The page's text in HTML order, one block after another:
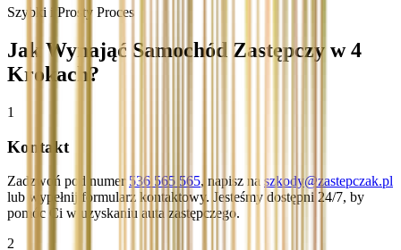
Szybki i Prosty Proces
Jak Wynająć Samochód Zastępczy w 4
Krokach?
1
Kontakt
Zadzwoń pod numer 536 565 565, napisz na szkody@zastepczak.pl
lub wypełnij formularz kontaktowy. Jesteśmy dostępni 24/7, by
pomóc Ci w uzyskaniu auta zastępczego.
2